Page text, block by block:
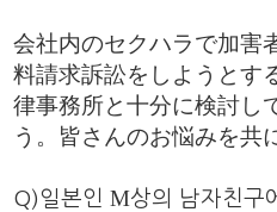
会社内のセクハラで加害
料請求訴訟をしようとす
律事務所と十分に検討し
う。皆さんのお悩みを共
Q)일본인M상의 남자친구